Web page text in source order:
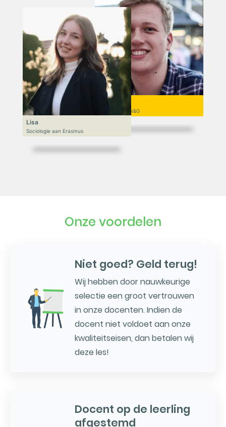
Niek
VWO 6, N&T/N&G
Lisa
Sociologie aan Erasmus
Onze voordelen
Niet goed? Geld terug!
Wij hebben door nauwkeurige
selectie een groot vertrouwen
in onze docenten. Indien de
docent niet voldoet aan onze
kwaliteitseisen, dan betalen wij
deze les!
Docent op de leerling
afgestemd